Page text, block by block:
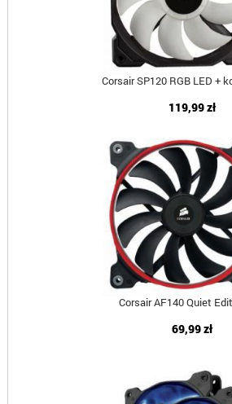
Corsair SP120 RGB LED +
119,99 zł
Corsair AF140 Quiet
69,99 zł